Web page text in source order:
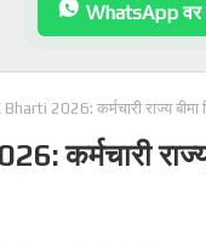
WhatsApp वर
Bharti 2026: कर्मचारी राज्य
कर्मचारी